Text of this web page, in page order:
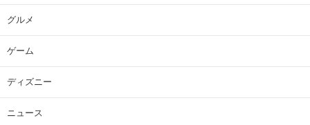
グルメ
ゲーム
ディズニー
ニュース